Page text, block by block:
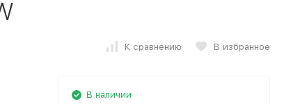
К сравнению В избранное
В наличии